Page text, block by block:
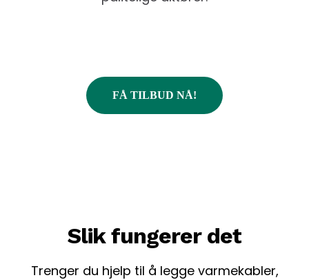
FÅ TILBUD NÅ!
Slik fungerer det
Trenger du hjelp til å legge varmekabler,